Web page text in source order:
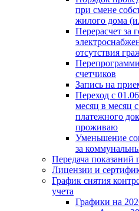
при смене
жилого дома
Перерасчет за
отсутствия
счетчиков
Запись на
Переход с
месяц в месяц
платежного
проживаю
Уменьшение
за
Передача показаний
Лицензии и
График снятия
учета
Графики на